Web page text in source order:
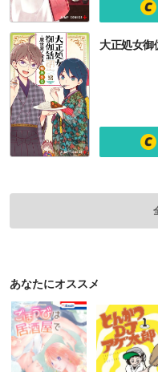
大正処女
あなたにオススメ